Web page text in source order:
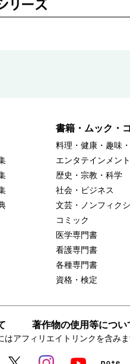
書籍・ムック・
料理・健康・趣味
エンタテインメント
歴史・宗教・科学
社会・ビジネス
文芸・ノンフィク
コミック
医学専門書
看護専門書
各種専門書
資格・検定
著作物の使用等につい
はアフィリエイトリンクを含みま